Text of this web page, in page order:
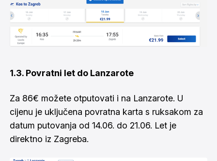
1.3. Povratni let do Lanzarote
Za 86€ možete otputovati i na Lanzarote. U
cijenu je uključena povratna karta s ruksakom za
datum putovanja od 14.06. do 21.06. Let je
direktno iz Zagreba.